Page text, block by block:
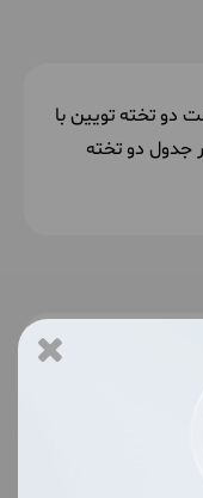
دو تخته تویین با
جدول دو تخته
برای زوجین